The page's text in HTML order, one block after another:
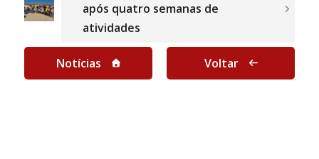
após quatro semanas de
atividades
Notícias Voltar